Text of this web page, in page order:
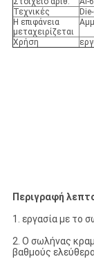
Τεχνικές
Η επιφάνεια
μεταχειρίζεται
Χρήση
Περιγραφή
1. εργασία με το
2. Ο σωλήνας
βαθμούς